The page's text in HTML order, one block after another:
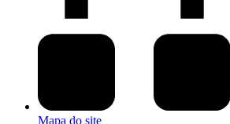
Mapa do site